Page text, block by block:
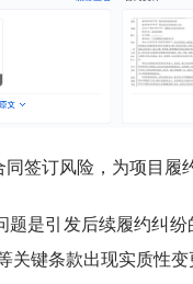
签订风险，为项目履
是引发后续履约纠纷
关键条款出现实质性